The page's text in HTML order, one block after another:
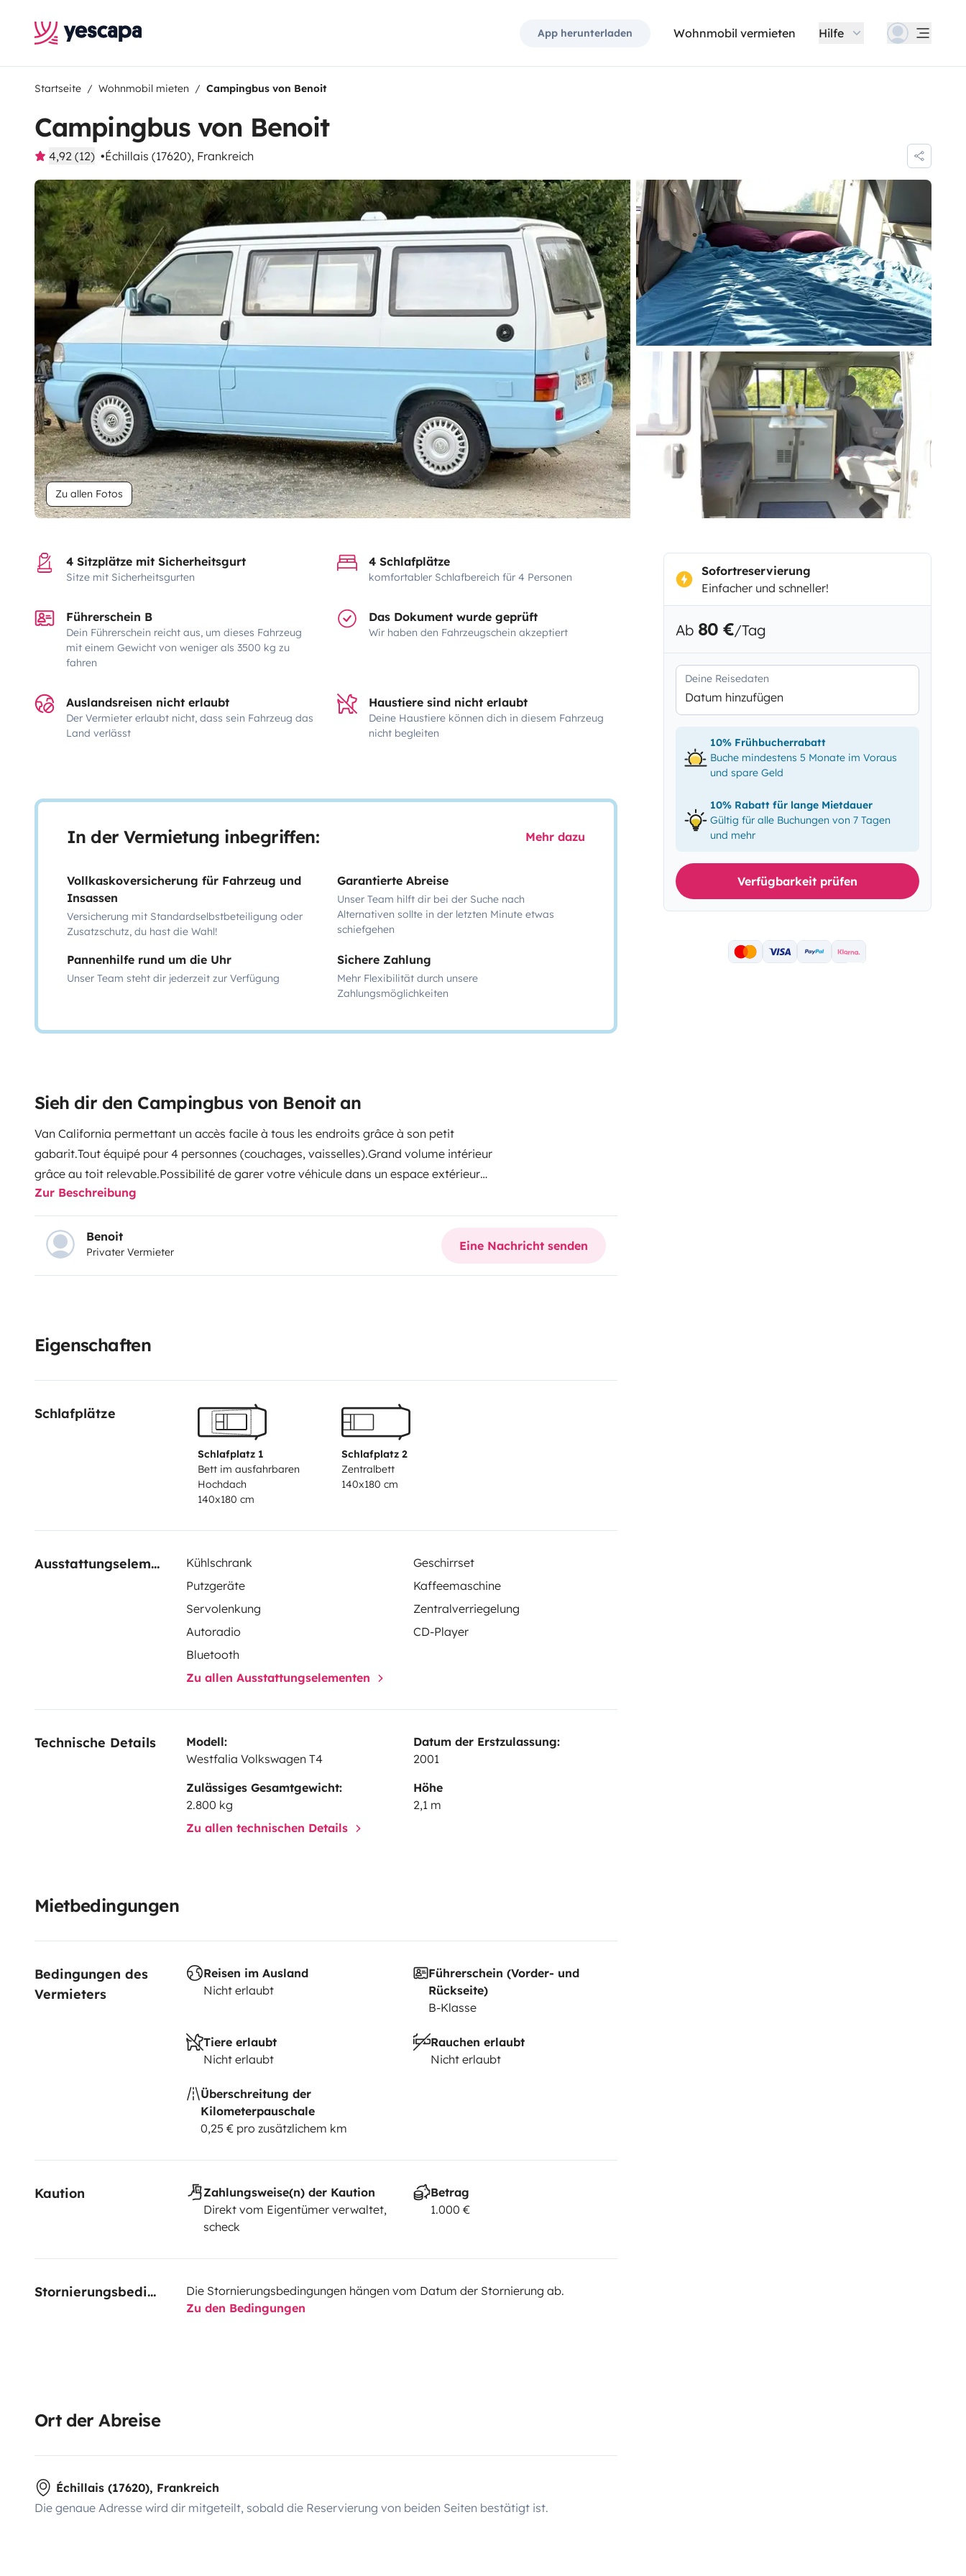
App herunterladen Wohnmobil vermieten Hilfe
Startseite Wohnmobil mieten Campingbus von Benoit
Campingbus von Benoit
4,92 (12) Échillais (17620), Frankreich
Zu allen Fotos
4 Sitzplätze mit Sicherheitsgurt
Sitze mit Sicherheitsgurten
4 Schlafplätze
komfortabler Schlafbereich für 4 Personen
Führerschein B
Dein Führerschein reicht aus, um dieses Fahrzeug
mit einem Gewicht von weniger als 3500 kg zu
fahren
Das Dokument wurde geprüft
Wir haben den Fahrzeugschein akzeptiert
Auslandsreisen nicht erlaubt
Der Vermieter erlaubt nicht, dass sein Fahrzeug das
Land verlässt
Haustiere sind nicht erlaubt
Deine Haustiere können dich in diesem Fahrzeug
nicht begleiten
In der Vermietung inbegriffen: Mehr dazu
Vollkaskoversicherung für Fahrzeug und
Insassen
Versicherung mit Standardselbstbeteiligung oder
Zusatzschutz, du hast die Wahl!
Garantierte Abreise
Unser Team hilft dir bei der Suche nach
Alternativen sollte in der letzten Minute etwas
schiefgehen
Pannenhilfe rund um die Uhr
Unser Team steht dir jederzeit zur Verfügung
Sichere Zahlung
Mehr Flexibilität durch unsere
Zahlungsmöglichkeiten
Sieh dir den Campingbus von Benoit an
Van California permettant un accès facile à tous les endroits grâce à son petit
gabarit.Tout équipé pour 4 personnes (couchages, vaisselles).Grand volume intérieur
grâce au toit relevable.Possibilité de garer votre véhicule dans un espace extérieur
sécurisé durant votre séjour.
Zur Beschreibung
Benoit
Privater Vermieter Eine Nachricht senden
Eigenschaften
Schlafplätze
Schlafplatz 1
Bett im ausfahrbaren
Hochdach
140x180 cm
Schlafplatz 2
Zentralbett
140x180 cm
Ausstattungselemente Kühlschrank
Geschirrset
Putzgeräte
Kaffeemaschine
Servolenkung
Zentralverriegelung
Autoradio
CD-Player
Bluetooth
Zu allen Ausstattungselementen
Technische Details
Modell:
Westfalia Volkswagen T4
Datum der Erstzulassung:
2001
Zulässiges Gesamtgewicht:
2.800 kg
Höhe
2,1 m
Zu allen technischen Details
Mietbedingungen
Bedingungen des
Vermieters
Reisen im Ausland
Nicht erlaubt
Führerschein (Vorder- und
Rückseite)
B-Klasse
Tiere erlaubt
Nicht erlaubt
Rauchen erlaubt
Nicht erlaubt
Überschreitung der
Kilometerpauschale
0,25 € pro zusätzlichem km
Kaution
Zahlungsweise(n) der Kaution
Direkt vom Eigentümer verwaltet,
scheck
Betrag
1.000 €
Stornierungsbedingungen
Die Stornierungsbedingungen hängen vom Datum der Stornierung ab.
Zu den Bedingungen
Ort der Abreise
Échillais (17620), Frankreich
Die genaue Adresse wird dir mitgeteilt, sobald die Reservierung von beiden Seiten bestätigt ist.
Sofortreservierung
Einfacher und schneller!
Ab 80 €/Tag
Deine Reisedaten
Datum hinzufügen
10% Frühbucherrabatt
Buche mindestens 5 Monate im Voraus
und spare Geld
10% Rabatt für lange Mietdauer
Gültig für alle Buchungen von 7 Tagen
und mehr
Verfügbarkeit prüfen